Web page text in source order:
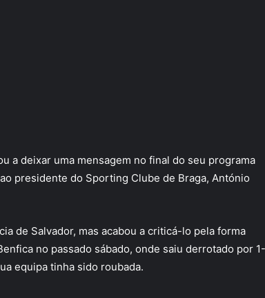
a deixar uma mensagem no final do seu programa
presidente do Sporting Clube de Braga, António
de Salvador, mas acabou a criticá-lo pela forma
no passado sábado, onde saiu derrotado por 1-
equipa tinha sido roubada.